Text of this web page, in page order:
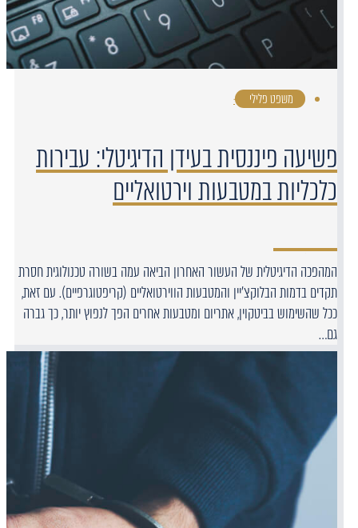
משפט פלילי ·
פשיעה פיננסית בעידן הדיגיטלי: עבירות
כלכליות במטבעות וירטואליים
המהפכה הדיגיטלית של העשור האחרון הביאה עמה בשורה טכנולוגית חסרת
תקדים בדמות הבלוקצ'יין והמטבעות הווירטואליים (קריפטוגרפיים). עם זאת,
ככל שהשימוש בביטקוין, אתריום ומטבעות אחרים הפך לנפוץ יותר, כך גברה
גם…